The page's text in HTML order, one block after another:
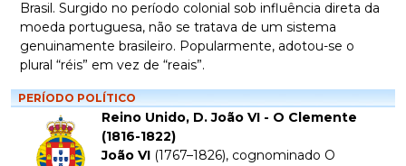
Brasil. Surgido no período colonial sob influência direta da
moeda portuguesa, não se tratava de um sistema
genuinamente brasileiro. Popularmente, adotou-se o
plural “réis” em vez de “reais”.
PERÍODO POLÍTICO
Reino Unido, D. João VI - O Clemente
(1816-1822)
João VI (1767–1826), cognominado O